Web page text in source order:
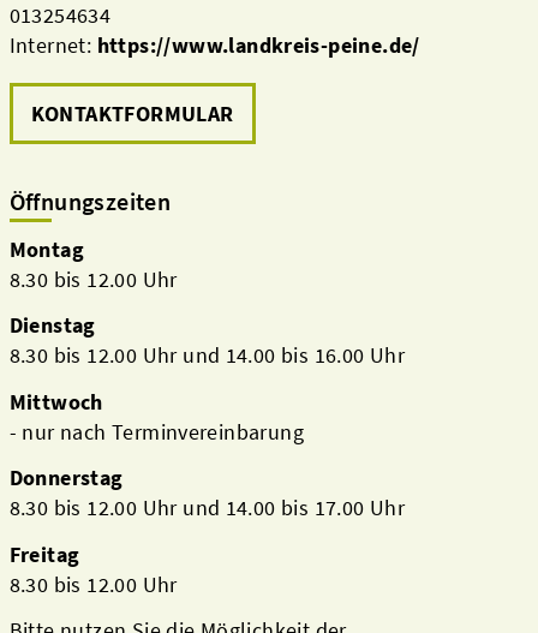
013254634
Internet: https://www.landkreis-peine.de/
KONTAKTFORMULAR
Öffnungszeiten
Montag
8.30 bis 12.00 Uhr
Dienstag
8.30 bis 12.00 Uhr und 14.00 bis 16.00 Uhr
Mittwoch
- nur nach Terminvereinbarung
Donnerstag
8.30 bis 12.00 Uhr und 14.00 bis 17.00 Uhr
Freitag
8.30 bis 12.00 Uhr